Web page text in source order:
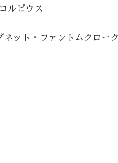
ルピウス
ット・ファントムクローク